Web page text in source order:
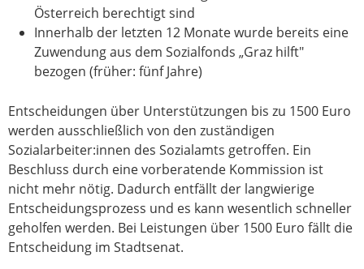
Österreich berechtigt sind
Innerhalb der letzten 12 Monate wurde bereits eine
Zuwendung aus dem Sozialfonds „Graz hilft"
bezogen (früher: fünf Jahre)
Entscheidungen über Unterstützungen bis zu 1500 Euro
werden ausschließlich von den zuständigen
Sozialarbeiter:innen des Sozialamts getroffen. Ein
Beschluss durch eine vorberatende Kommission ist
nicht mehr nötig. Dadurch entfällt der langwierige
Entscheidungsprozess und es kann wesentlich schneller
geholfen werden. Bei Leistungen über 1500 Euro fällt die
Entscheidung im Stadtsenat.